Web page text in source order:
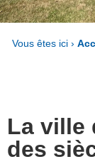
Vous êtes ici ›
La ville
des